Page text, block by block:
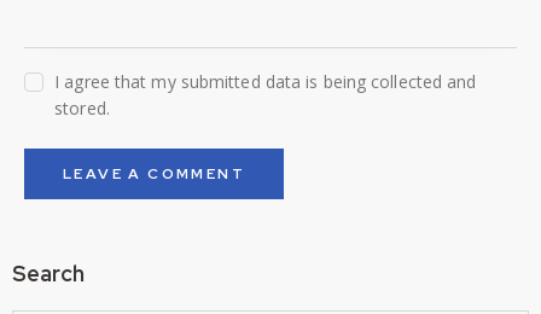
I agree that my submitted data is being collected and
stored.
Search